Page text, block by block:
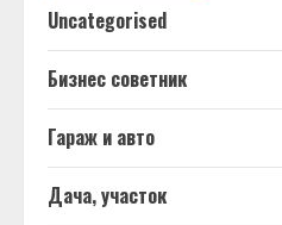
Uncategorised
Бизнес советник
Гараж и авто
Дача, участок